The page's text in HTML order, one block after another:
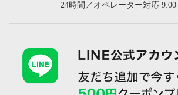
24時間／オペレーター対応 9:00